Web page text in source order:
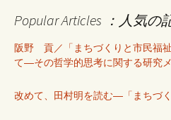
Popular Articles ：人気の
阪野 貢／「まちづくりと市民福
て―その哲学的思考に関する研究
改めて、田村明を読む―「まちづ